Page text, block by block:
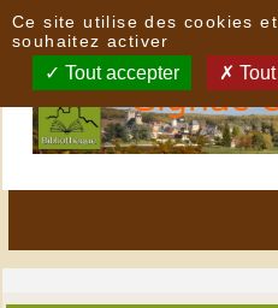
Ce site utilise des cookies
souhaitez activer
Tout accepter